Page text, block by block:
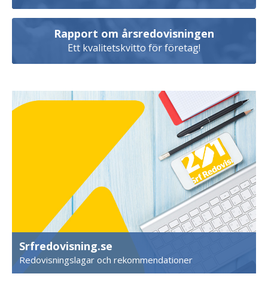
Rapport om årsredovisningen
Ett kvalitetskvitto för företag!
Srfredovisning.se
Redovisningslagar och rekommendationer